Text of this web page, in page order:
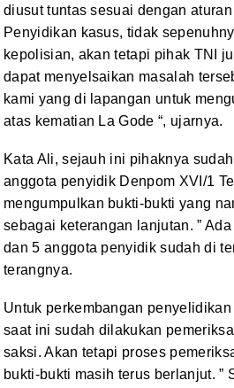
diusut tuntas sesuai dengan
Penyidikan kasus, tidak
kepolisian, akan tetapi pihak TNI
dapat menyelsaikan masalah
kami yang di lapangan untuk
atas kematian La Gode “, ujarnya.
Kata Ali, sejauh ini pihaknya
anggota penyidik Denpom XVI/1
mengumpulkan bukti-bukti yang
sebagai keterangan lanjutan. ” Ada
dan 5 anggota penyidik sudah di
terangnya.
Untuk perkembangan
saat ini sudah dilakukan
saksi. Akan tetapi proses
bukti-bukti masih terus berlanjut. ”